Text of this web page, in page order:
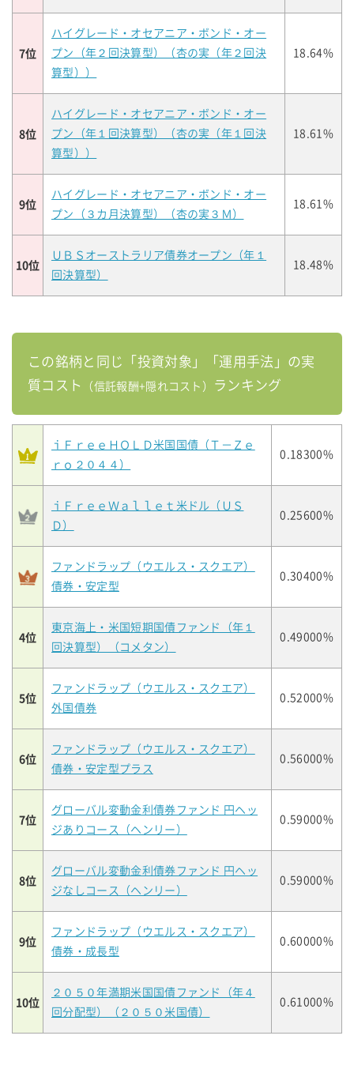
7位
ハイグレード・オセアニア・ボンド・オー
プン（年２回決算型）（杏の実（年２回決
算型））
18.64%
8位
ハイグレード・オセアニア・ボンド・オー
プン（年１回決算型）（杏の実（年１回決
算型））
18.61%
9位
ハイグレード・オセアニア・ボンド・オー
プン（３カ月決算型）（杏の実３Ｍ）
18.61%
10位
ＵＢＳオーストラリア債券オープン（年１
回決算型）
18.48%
この銘柄と同じ「投資対象」「運用手法」の実
質コスト
（信託報酬+隠れコスト） ランキング
ｉＦｒｅｅＨＯＬＤ米国国債（Ｔ－Ｚｅ
ｒｏ２０４４）
0.18300%
ｉＦｒｅｅＷａｌｌｅｔ米ドル（ＵＳ
Ｄ）
0.25600%
ファンドラップ（ウエルス・スクエア）
債券・安定型
0.30400%
4位
東京海上・米国短期国債ファンド（年１
回決算型）（コメタン）
0.49000%
5位
ファンドラップ（ウエルス・スクエア）
外国債券
0.52000%
6位
ファンドラップ（ウエルス・スクエア）
債券・安定型プラス
0.56000%
7位
グローバル変動金利債券ファンド 円ヘッ
ジありコース（ヘンリー）
0.59000%
8位
グローバル変動金利債券ファンド 円ヘッ
ジなしコース（ヘンリー）
0.59000%
9位
ファンドラップ（ウエルス・スクエア）
債券・成長型
0.60000%
10位
２０５０年満期米国国債ファンド（年４
回分配型）（２０５０米国債）
0.61000%